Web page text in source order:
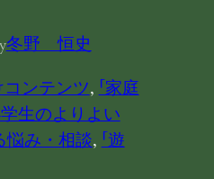
冬野 恒史
ンテンツ, 「家庭
生のよりよい
悩み・相談, 「遊